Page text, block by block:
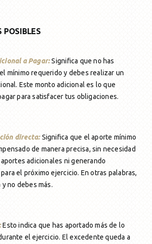
POSIBLES
a Pagar:Significa que no has
mínimo requerido y debes realizar un
Este monto adicional es lo que
para satisfacer tus obligaciones.
directa:Significa que el aporte mínimo
de manera precisa, sin necesidad
adicionales ni generando
el próximo ejercicio. En otras palabras,
y no debes más.
Esto indica que has aportado más de lo
el ejercicio. El excedente queda a